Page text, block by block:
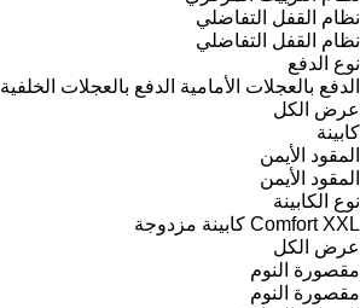
نظام القفل التفاضلي
نظام القفل التفاضلي
نوع الدفع
الدفع بالعجلات الأمامية الدفع بالعجلات الخلفية
عرض الكل
كابينة
المقود الأيمن
المقود الأيمن
نوع الكابينة
Comfort XXL
كابينة مزدوجة
عرض الكل
مقصورة النوم
مقصورة النوم